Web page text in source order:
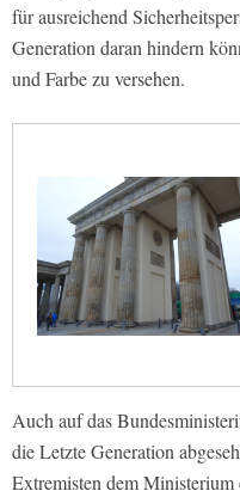
für ausreichend
Generation daran hindern
und Farbe zu versehen.
Auch auf das
die Letzte Generation
Extremisten dem Ministerium